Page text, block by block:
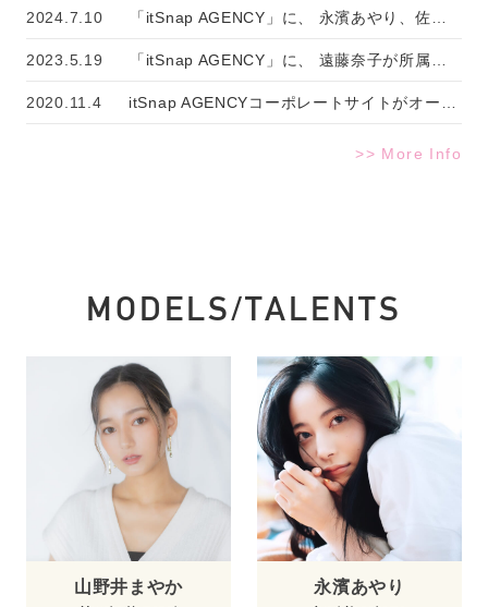
2024.7.10 「itSnap AGENCY」に、 永濱あやり、佐野麗奈、エリサ、大城栄司の4名が所属いたしました。
2023.5.19 「itSnap AGENCY」に、 遠藤奈子が所属いたしました。
2020.11.4 itSnap AGENCYコーポレートサイトがオープンしました。
>> More Info
MODELS/TALENTS
山野井まやか 永濱あやり